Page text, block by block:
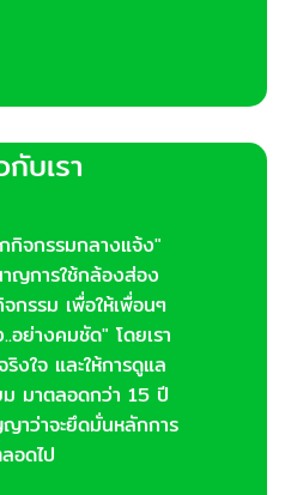
กับเรา
กกิจกรรมกลางแจ้ง"
ญการใช้กล้องส่อง
กรรม เพื่อให้เพื่อนๆ
อย่างคมชัด" โดยเรา
ริงใจ และให้การดูแล
ม มาตลอดกว่า 15 ปี
าว่าจะยึดมั่นหลักการ
อดไป